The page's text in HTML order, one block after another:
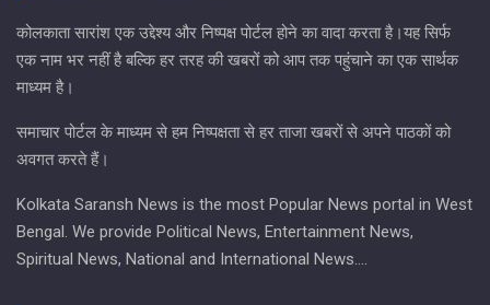
कोलकाता सारांश एक उद्देश्य और निष्पक्ष पोर्टल होने का वादा करता है।यह सिर्फ
एक नाम भर नहीं है बल्कि हर तरह की खबरों को आप तक पहुंचाने का एक सार्थक
माध्यम है।
समाचार पोर्टल के माध्यम से हम निष्पक्षता से हर ताजा खबरों से अपने पाठकों को
अवगत करते हैं।
Kolkata Saransh News is the most Popular News portal in West
Bengal. We provide Political News, Entertainment News,
Spiritual News, National and International News….